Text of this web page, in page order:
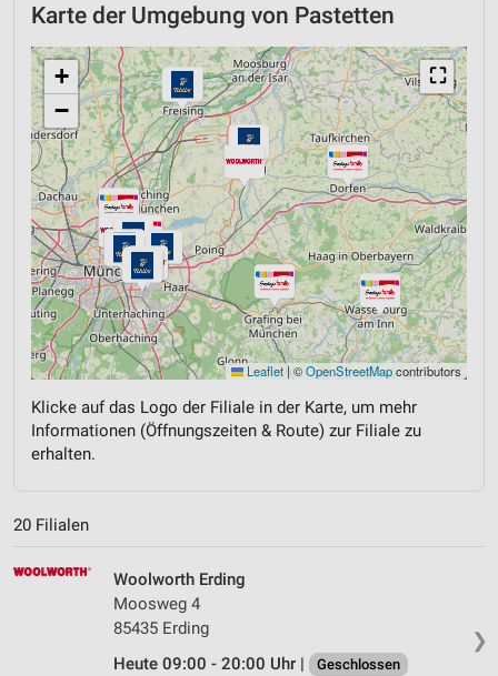
Karte der Umgebung von Pastetten
⛶
+
−
Leaflet | ©OpenStreetMapcontributors
Klicke auf das Logo der Filiale in der Karte, um mehr
Informationen (Öffnungszeiten & Route) zur Filiale zu
erhalten.
20 Filialen
❯
Woolworth Erding
Moosweg 4
85435 Erding
Heute 09:00 - 20:00 Uhr |
Geschlossen